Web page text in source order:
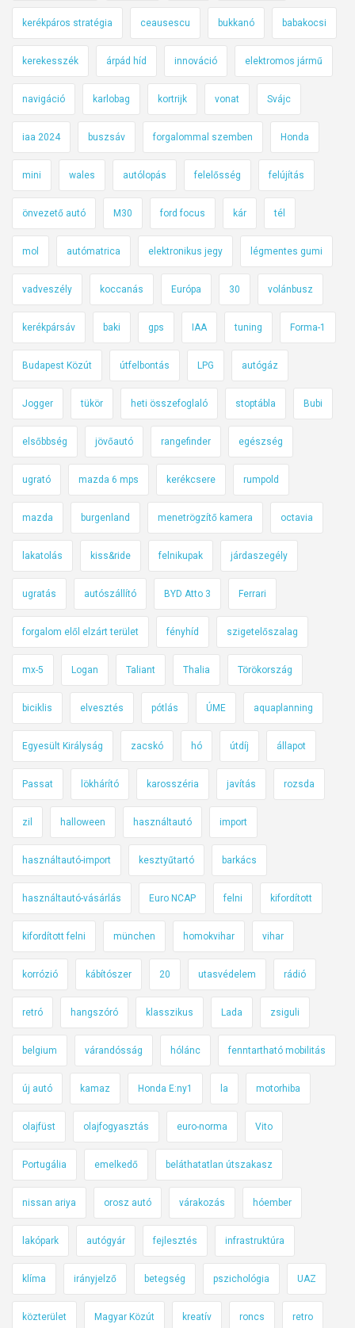
kerékpáros stratégia ceausescu bukkanó babakocsi
kerekesszék árpád híd innováció elektromos jármű
navigáció karlobag kortrijk vonat Svájc
iaa 2024 buszsáv forgalommal szemben Honda
mini wales autólopás felelősség felújítás
önvezető autó M30 ford focus kár tél
mol autómatrica elektronikus jegy légmentes gumi
vadveszély koccanás Európa 30 volánbusz
kerékpársáv baki gps IAA tuning Forma-1
Budapest Közút útfelbontás LPG autógáz
Jogger tükör heti összefoglaló stoptábla Bubi
elsőbbség jövőautó rangefinder egészség
ugrató mazda 6 mps kerékcsere rumpold
mazda burgenland menetrögzítő kamera octavia
lakatolás kiss&ride felnikupak járdaszegély
ugratás autószállító BYD Atto 3 Ferrari
forgalom elől elzárt terület fényhíd szigetelőszalag
mx-5 Logan Taliant Thalia Törökország
biciklis elvesztés pótlás ÚME aquaplanning
Egyesült Királyság zacskó hó útdíj állapot
Passat lökhárító karosszéria javítás rozsda
zil halloween használtautó import
használtautó-import kesztyűtartó barkács
használtautó-vásárlás Euro NCAP felni kifordított
kifordított felni münchen homokvihar vihar
korrózió kábítószer 20 utasvédelem rádió
retró hangszóró klasszikus Lada zsiguli
belgium várandósság hólánc fenntartható mobilitás
új autó kamaz Honda E:ny1 la motorhiba
olajfüst olajfogyasztás euro-norma Vito
Portugália emelkedő beláthatatlan útszakasz
nissan ariya orosz autó várakozás hóember
lakópark autógyár fejlesztés infrastruktúra
klíma irányjelző betegség pszichológia UAZ
közterület Magyar Közút kreatív roncs retro